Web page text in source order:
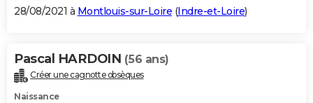
28/08/2021 à Montlouis-sur-Loire (Indre-et-Loire)
Pascal HARDOIN (56 ans)
Créer une cagnotte obsèques
Naissance